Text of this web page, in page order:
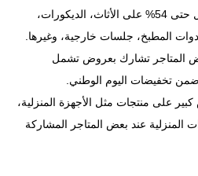
IKEA الإمارات: خصومات تصل حتى 54% على الأثاث، الديكورات،
المطبخ، جلسات خارجية، وغيرها.
المتاجر تشارك بعروض تشمل
تخفيضات اليوم الوطني.
على منتجات مثل الأجهزة المنزلية،
المنزلية عند بعض المتاجر المشاركة